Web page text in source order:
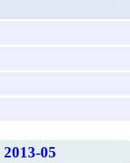
2013-05